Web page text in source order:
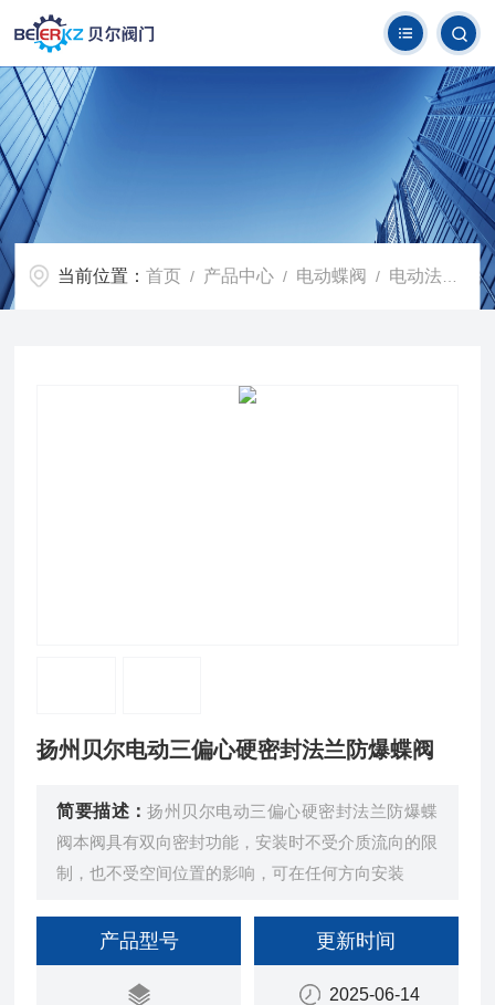
当前位置：首页 / 产品中心 / 电动蝶阀 / 电动法兰蝶阀
扬州贝尔电动三偏心硬密封法兰防爆蝶阀
简要描述：扬州贝尔电动三偏心硬密封法兰防爆蝶
阀本阀具有双向密封功能，安装时不受介质流向的限
制，也不受空间位置的影响，可在任何方向安装
产品型号 更新时间
2025-06-14